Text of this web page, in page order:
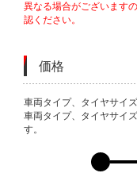
異なる場合がございます
認ください。
価格
VARIATIONS
車両タイプ、タイヤサイ
車両タイプ、タイヤサイ
す。